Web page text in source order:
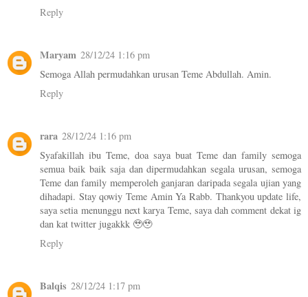
Reply
Maryam 28/12/24 1:16 pm
Semoga Allah permudahkan urusan Teme Abdullah. Amin.
Reply
rara 28/12/24 1:16 pm
Syafakillah ibu Teme, doa saya buat Teme dan family semoga
semua baik baik saja dan dipermudahkan segala urusan, semoga
Teme dan family memperoleh ganjaran daripada segala ujian yang
dihadapi. Stay qowiy Teme Amin Ya Rabb. Thankyou update life,
saya setia menunggu next karya Teme, saya dah comment dekat ig
dan kat twitter jugakkk 🥹🥹
Reply
Balqis 28/12/24 1:17 pm